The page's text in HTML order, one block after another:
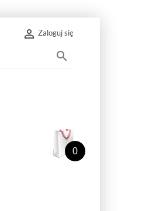
 Zaloguj się

0